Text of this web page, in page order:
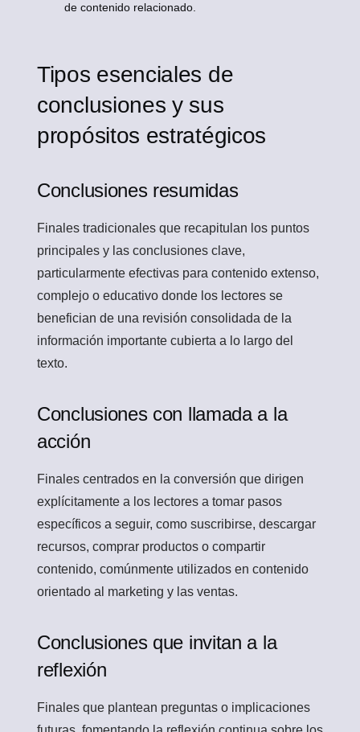
de contenido relacionado.
Tipos esenciales de
conclusiones y sus
propósitos estratégicos
Conclusiones resumidas
Finales tradicionales que recapitulan los puntos
principales y las conclusiones clave,
particularmente efectivas para contenido extenso,
complejo o educativo donde los lectores se
benefician de una revisión consolidada de la
información importante cubierta a lo largo del
texto.
Conclusiones con llamada a la
acción
Finales centrados en la conversión que dirigen
explícitamente a los lectores a tomar pasos
específicos a seguir, como suscribirse, descargar
recursos, comprar productos o compartir
contenido, comúnmente utilizados en contenido
orientado al marketing y las ventas.
Conclusiones que invitan a la
reflexión
Finales que plantean preguntas o implicaciones